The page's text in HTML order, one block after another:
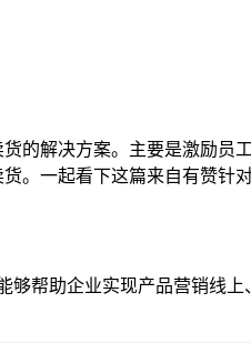
的解决方案。主要是激励
。一起看下这篇来自有赞针
助企业实现产品营销线上